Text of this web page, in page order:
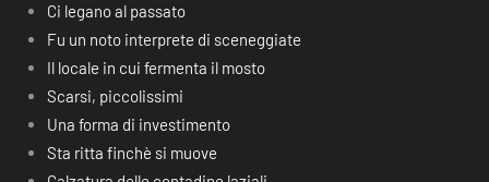
Ci legano al passato
Fu un noto interprete di sceneggiate
Il locale in cui fermenta il mosto
Scarsi, piccolissimi
Una forma di investimento
Sta ritta finchè si muove